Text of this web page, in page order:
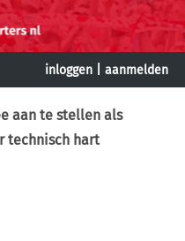
inloggen aanmelden
aan te stellen als
technisch hart